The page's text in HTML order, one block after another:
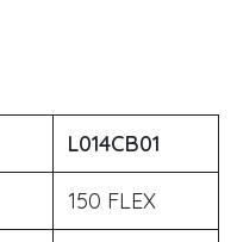
L014CB01
150 FLEX